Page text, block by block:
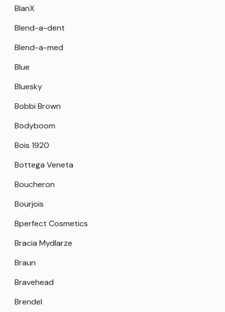
BlanX
Blend-a-dent
Blend-a-med
Blue
Bluesky
Bobbi Brown
Bodyboom
Bois 1920
Bottega Veneta
Boucheron
Bourjois
Bperfect Cosmetics
Bracia Mydlarze
Braun
Bravehead
Brendel